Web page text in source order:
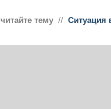
читайте тему // Ситуация